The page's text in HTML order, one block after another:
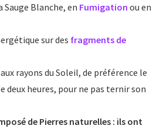
Sauge Blanche, en Fumigation ou en
sur des fragments de
rayons du Soleil, de préférence le
deux heures, pour ne pas ternir son
de Pierres naturelles : ils ont